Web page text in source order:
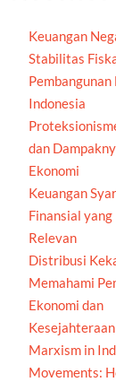
Keuangan
Stabilitas
Pembangunan
Indonesia
dan
Ekonomi
Keuangan
Finansial yang
Relevan
Distribusi
Memahami
Ekonomi dan
Kesejahteraan
Marxism in
Movements: